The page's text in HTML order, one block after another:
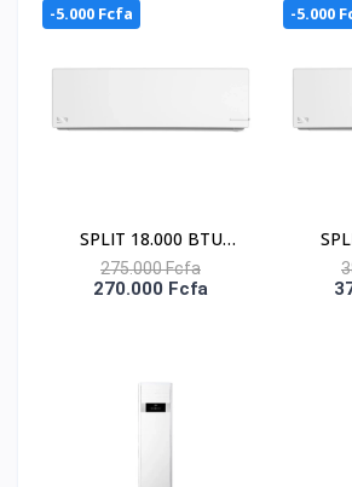
-5.000 Fcfa
SPLIT 18.000 BTU
BEKO / R-410 / 220-
240V / FACADE
275.000 Fcfa
270.000 Fcfa
-5.000